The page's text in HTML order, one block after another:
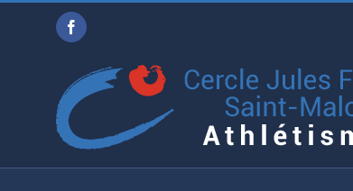
Facebook
CF-ELITE-DIMANCHE